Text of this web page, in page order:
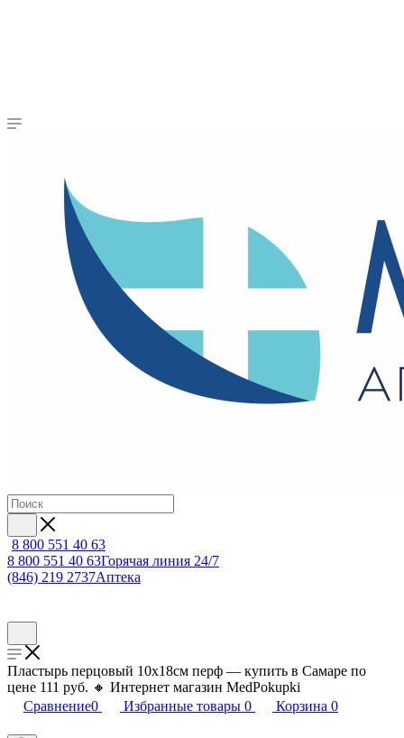
8 800 551 40 63
8 800 551 40 63Горячая линия 24/7
(846) 219 2737Аптека
Пластырь перцовый 10х18см перф — купить в Самаре по
цене 111 руб. 🔸 Интернет магазин MedPokupki
Сравнение0 Избранные товары 0 Корзина 0